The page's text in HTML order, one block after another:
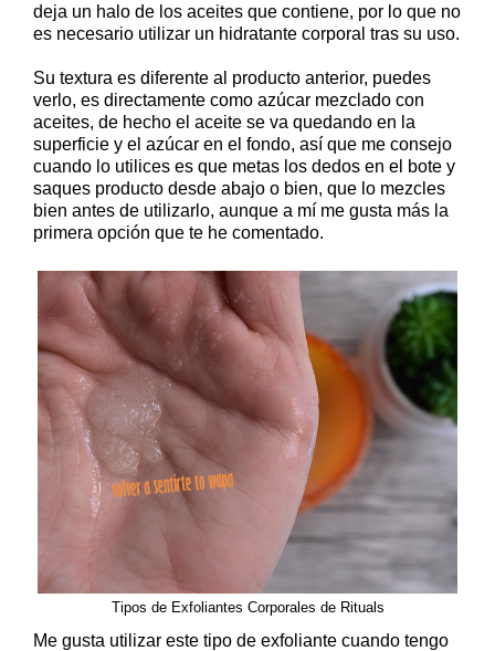
deja un halo de los aceites que contiene, por lo que no
es necesario utilizar un hidratante corporal tras su uso.
Su textura es diferente al producto anterior, puedes
verlo, es directamente como azúcar mezclado con
aceites, de hecho el aceite se va quedando en la
superficie y el azúcar en el fondo, así que me consejo
cuando lo utilices es que metas los dedos en el bote y
saques producto desde abajo o bien, que lo mezcles
bien antes de utilizarlo, aunque a mí me gusta más la
primera opción que te he comentado.
Tipos de Exfoliantes Corporales de Rituals
Me gusta utilizar este tipo de exfoliante cuando tengo